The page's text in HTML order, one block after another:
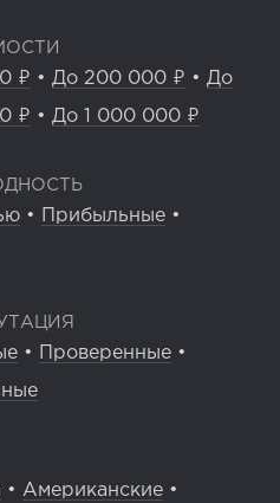
₽ • До 200 000 ₽ • До
₽ • До 1 000 000 ₽
• Прибыльные •
• Проверенные •
• Американские •